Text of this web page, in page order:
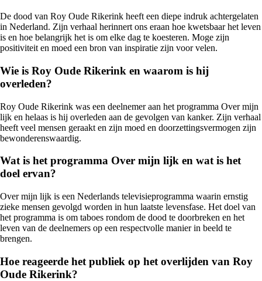
De dood van Roy Oude Rikerink heeft een diepe indruk achtergelaten
in Nederland. Zijn verhaal herinnert ons eraan hoe kwetsbaar het leven
is en hoe belangrijk het is om elke dag te koesteren. Moge zijn
positiviteit en moed een bron van inspiratie zijn voor velen.
Wie is Roy Oude Rikerink en waarom is hij
overleden?
Roy Oude Rikerink was een deelnemer aan het programma Over mijn
lijk en helaas is hij overleden aan de gevolgen van kanker. Zijn verhaal
heeft veel mensen geraakt en zijn moed en doorzettingsvermogen zijn
bewonderenswaardig.
Wat is het programma Over mijn lijk en wat is het
doel ervan?
Over mijn lijk is een Nederlands televisieprogramma waarin ernstig
zieke mensen gevolgd worden in hun laatste levensfase. Het doel van
het programma is om taboes rondom de dood te doorbreken en het
leven van de deelnemers op een respectvolle manier in beeld te
brengen.
Hoe reageerde het publiek op het overlijden van Roy
Oude Rikerink?